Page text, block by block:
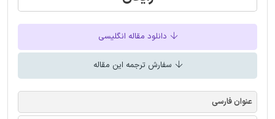
دانلود مقاله انگلیسی
سفارش ترجمه این مقاله
عنوان فارسی